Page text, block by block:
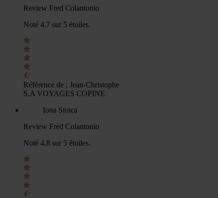
Review Fred Colantonio
Noté 4.7 sur 5 étoiles.
Référence de : Jean-Christophe
S.A VOYAGES COPINE
Iona Stoica
Review Fred Colantonio
Noté 4.8 sur 5 étoiles.